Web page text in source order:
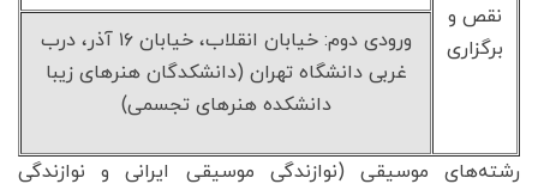
نقص و
برگزاری
ورودی دوم: خیابان انقلاب، خیابان ۱۶ آذر، درب
غربی دانشگاه تهران (دانشکدگان هنرهای زیبا
دانشکده هنرهای تجسمی)
رشته‌های موسیقی (نوازندگی موسیقی ایرانی و نوازندگی